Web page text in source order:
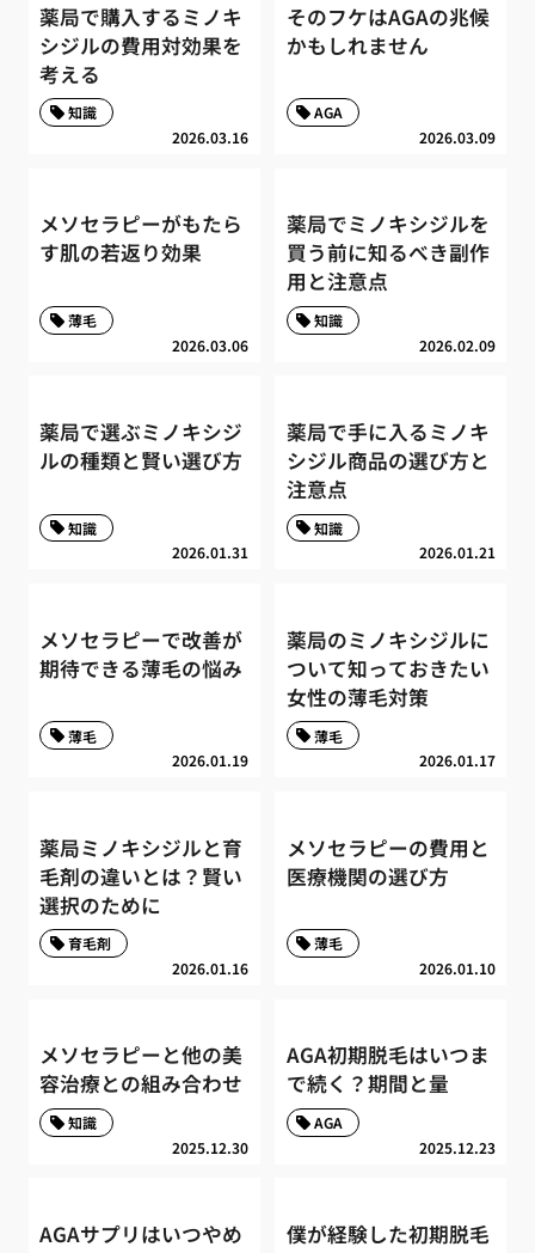
薬局で購入するミノキ
シジルの費用対効果を
考える
2026.03.16
知識
そのフケはAGAの兆候
かもしれません
2026.03.09
AGA
メソセラピーがもたら
す肌の若返り効果
2026.03.06
薄毛
薬局でミノキシジルを
買う前に知るべき副作
用と注意点
2026.02.09
知識
薬局で選ぶミノキシジ
ルの種類と賢い選び方
2026.01.31
知識
薬局で手に入るミノキ
シジル商品の選び方と
注意点
2026.01.21
知識
メソセラピーで改善が
期待できる薄毛の悩み
2026.01.19
薄毛
薬局のミノキシジルに
ついて知っておきたい
女性の薄毛対策
2026.01.17
薄毛
薬局ミノキシジルと育
毛剤の違いとは？賢い
選択のために
2026.01.16
育毛剤
メソセラピーの費用と
医療機関の選び方
2026.01.10
薄毛
メソセラピーと他の美
容治療との組み合わせ
2025.12.30
知識
AGA初期脱毛はいつま
で続く？期間と量
2025.12.23
AGA
AGAサプリはいつやめ
僕が経験した初期脱毛